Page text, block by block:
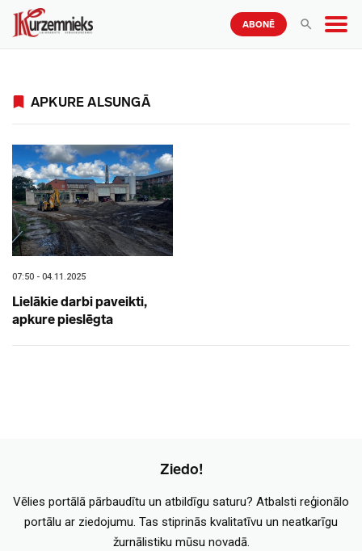
ABONĒ
APKURE ALSUNGĀ
07:50 - 04.11.2025
Lielākie darbi paveikti,
apkure pieslēgta
Ziedo!
Vēlies portālā pārbaudītu un atbildīgu saturu? Atbalsti reģionālo
portālu ar ziedojumu. Tas stiprinās kvalitatīvu un neatkarīgu
žurnālistiku mūsu novadā.